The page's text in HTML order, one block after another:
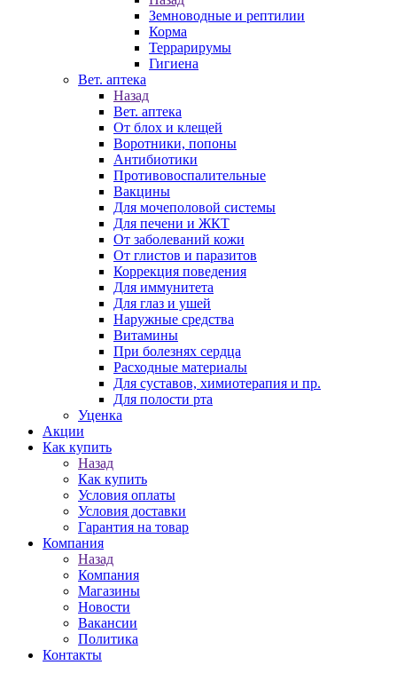
Земноводные и рептилии
Корма
Террарирумы
Гигиена
Вет. аптека
Назад
Вет. аптека
От блох и клещей
Воротники, попоны
Антибиотики
Противовоспалительные
Вакцины
Для мочеполовой системы
Для печени и ЖКТ
От заболеваний кожи
От глистов и паразитов
Коррекция поведения
Для иммунитета
Для глаз и ушей
Наружные средства
Витамины
При болезнях сердца
Расходные материалы
Для суставов, химиотерапия и пр.
Для полости рта
Уценка
Акции
Как купить
Назад
Как купить
Условия оплаты
Условия доставки
Гарантия на товар
Компания
Назад
Компания
Магазины
Новости
Вакансии
Политика
Контакты